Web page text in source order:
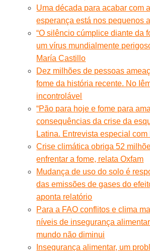
Uma década para acabar com
esperança está nos pequenos
“O silêncio cúmplice diante da
um vírus mundialmente
María Castillo
Dez milhões de pessoas
fome da história recente. No
incontrolável
“Pão para hoje e fome para
consequências da crise da
Latina. Entrevista especial
Crise climática obriga 52
enfrentar a fome, relata Oxfam
Mudança de uso do solo é
das emissões de gases do
aponta relatório
Para a FAO conflitos e clima
níveis de insegurança
mundo não diminui
Insegurança alimentar, um